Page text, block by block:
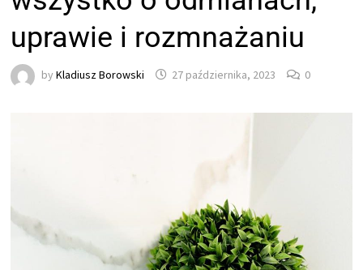
uprawie i rozmnażaniu
byKladiusz Borowski 27 października, 2023 0